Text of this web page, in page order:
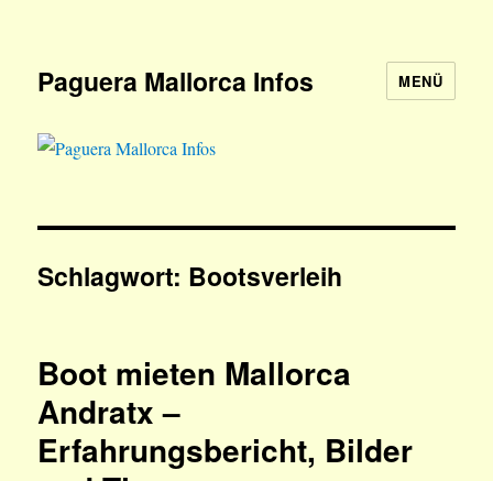
Paguera Mallorca Infos MENÜ
Schlagwort: Bootsverleih
Boot mieten Mallorca
Andratx –
Erfahrungsbericht, Bilder